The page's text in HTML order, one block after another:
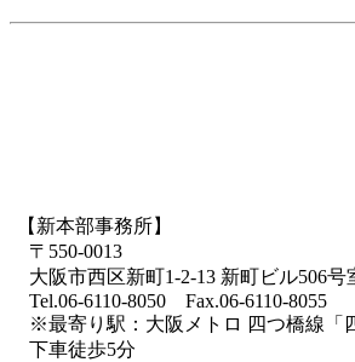
【新本部事務所】
〒550-0013
大阪市西区新町1-2-13 新町ビル506号
Tel.06-6110-8050 Fax.06-6110-8055
※最寄り駅：大阪メトロ 四つ橋線「
下車徒歩5分